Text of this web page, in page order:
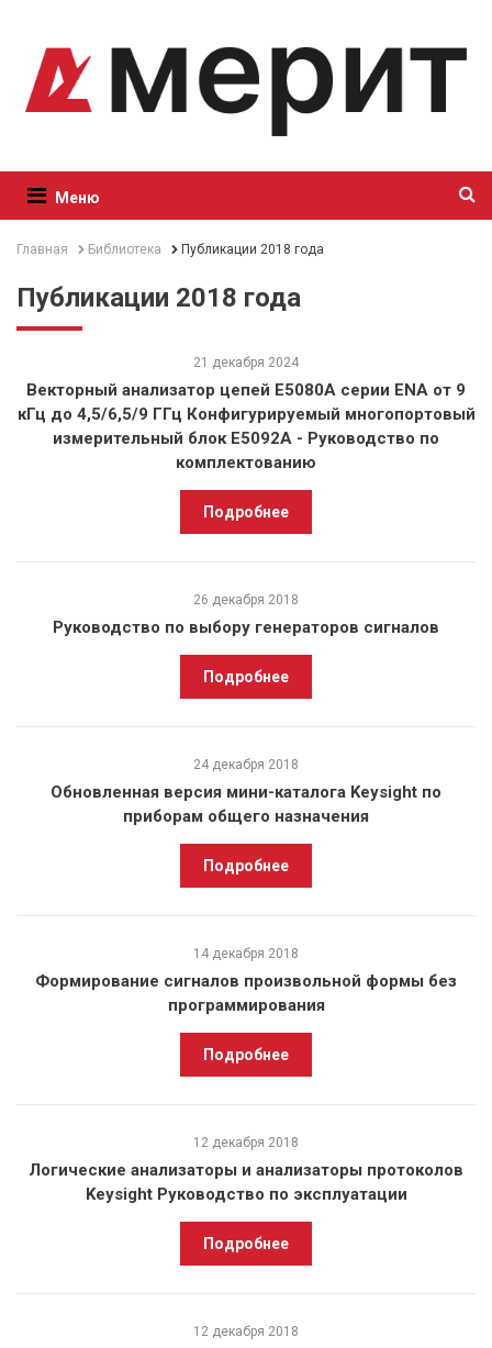
Меню
Главная Библиотека Публикации 2018 года
Публикации 2018 года
21 декабря 2024
Векторный анализатор цепей E5080A серии ENA от 9
кГц до 4,5/6,5/9 ГГц Конфигурируемый многопортовый
измерительный блок E5092A - Руководство по
комплектованию
Подробнее
26 декабря 2018
Руководство по выбору генераторов сигналов
Подробнее
24 декабря 2018
Обновленная версия мини-каталога Keysight по
приборам общего назначения
Подробнее
14 декабря 2018
Формирование сигналов произвольной формы без
программирования
Подробнее
12 декабря 2018
Логические анализаторы и анализаторы протоколов
Keysight Руководство по эксплуатации
Подробнее
12 декабря 2018